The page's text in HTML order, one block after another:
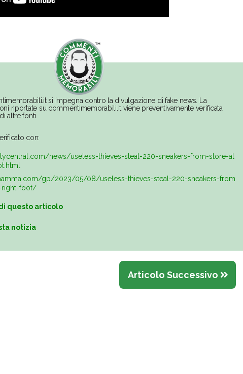
si impegna contro la divulgazione di fake news. La
riportate su commentimemorabili.it viene preventivamente verificata
altre fonti.
con:
news/useless-thieves-steal-220-sneakers-from-store-al
gp/2023/05/08/useless-thieves-steal-220-sneakers-from
right-foot/
questo articolo
notizia
Articolo Successivo